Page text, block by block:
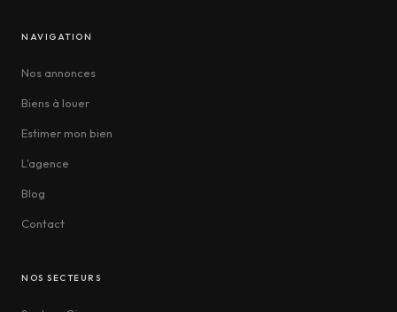
NAVIGATION
Nos annonces
Biens à louer
Estimer mon bien
L'agence
Blog
Contact
NOS SECTEURS